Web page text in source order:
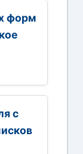
форм
с